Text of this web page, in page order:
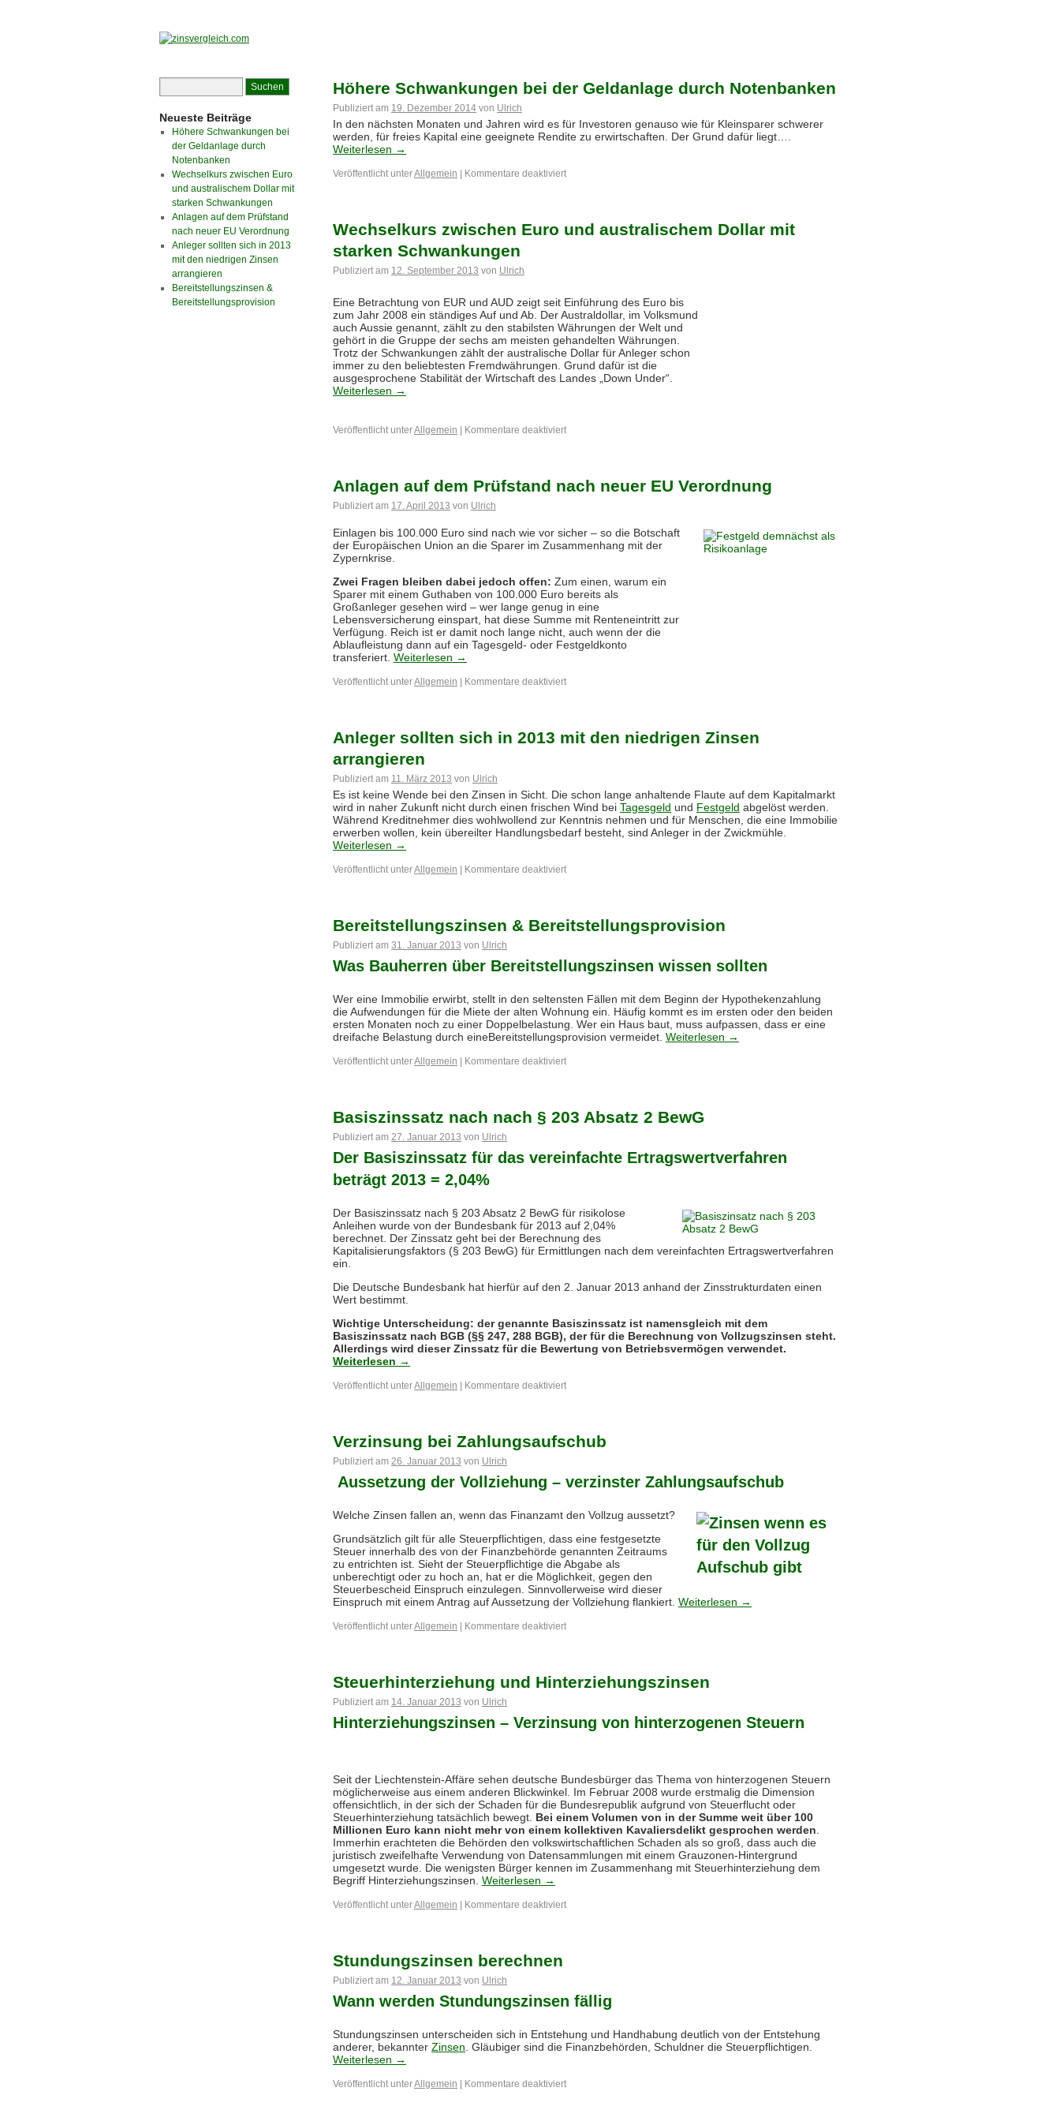
Höhere Schwankungen bei der Geldanlage durch Notenbanken
Publiziert am 19. Dezember 2014 von Ulrich
In den nächsten Monaten und Jahren wird es für Investoren genauso wie für Kleinsparer schwerer
werden, für freies Kapital eine geeignete Rendite zu erwirtschaften. Der Grund dafür liegt….
Weiterlesen →
Veröffentlicht unterAllgemein Kommentare deaktiviert
Wechselkurs zwischen Euro und australischem Dollar mit
starken Schwankungen
Publiziert am 12. September 2013 von Ulrich
Eine Betrachtung von EUR und AUD zeigt seit Einführung des Euro bis
zum Jahr 2008 ein ständiges Auf und Ab. Der Australdollar, im Volksmund
auch Aussie genannt, zählt zu den stabilsten Währungen der Welt und
gehört in die Gruppe der sechs am meisten gehandelten Währungen.
Trotz der Schwankungen zählt der australische Dollar für Anleger schon
immer zu den beliebtesten Fremdwährungen. Grund dafür ist die
ausgesprochene Stabilität der Wirtschaft des Landes „Down Under“.
Weiterlesen →
Veröffentlicht unterAllgemein Kommentare deaktiviert
Anlagen auf dem Prüfstand nach neuer EU Verordnung
Publiziert am 17. April 2013 von Ulrich
Einlagen bis 100.000 Euro sind nach wie vor sicher – so die Botschaft
der Europäischen Union an die Sparer im Zusammenhang mit der
Zypernkrise.
Zwei Fragen bleiben dabei jedoch offen: Zum einen, warum ein
Sparer mit einem Guthaben von 100.000 Euro bereits als
Großanleger gesehen wird – wer lange genug in eine
Lebensversicherung einspart, hat diese Summe mit Renteneintritt zur
Verfügung. Reich ist er damit noch lange nicht, auch wenn der die
Ablaufleistung dann auf ein Tagesgeld- oder Festgeldkonto
transferiert. Weiterlesen →
Veröffentlicht unterAllgemein Kommentare deaktiviert
Anleger sollten sich in 2013 mit den niedrigen Zinsen
arrangieren
Publiziert am 11. März 2013 von Ulrich
Es ist keine Wende bei den Zinsen in Sicht. Die schon lange anhaltende Flaute auf dem Kapitalmarkt
wird in naher Zukunft nicht durch einen frischen Wind bei Tagesgeld und Festgeld abgelöst werden.
Während Kreditnehmer dies wohlwollend zur Kenntnis nehmen und für Menschen, die eine Immobilie
erwerben wollen, kein übereilter Handlungsbedarf besteht, sind Anleger in der Zwickmühle.
Weiterlesen →
Veröffentlicht unterAllgemein Kommentare deaktiviert
Bereitstellungszinsen & Bereitstellungsprovision
Publiziert am 31. Januar 2013 von Ulrich
Was Bauherren über Bereitstellungszinsen wissen sollten
Wer eine Immobilie erwirbt, stellt in den seltensten Fällen mit dem Beginn der Hypothekenzahlung
die Aufwendungen für die Miete der alten Wohnung ein. Häufig kommt es im ersten oder den beiden
ersten Monaten noch zu einer Doppelbelastung. Wer ein Haus baut, muss aufpassen, dass er eine
dreifache Belastung durch eineBereitstellungsprovision vermeidet. Weiterlesen →
Veröffentlicht unterAllgemein Kommentare deaktiviert
Basiszinssatz nach nach § 203 Absatz 2 BewG
Publiziert am 27. Januar 2013 von Ulrich
Der Basiszinssatz für das vereinfachte Ertragswertverfahren
beträgt 2013 = 2,04%
Der Basiszinssatz nach § 203 Absatz 2 BewG für risikolose
Anleihen wurde von der Bundesbank für 2013 auf 2,04%
berechnet. Der Zinssatz geht bei der Berechnung des
Kapitalisierungsfaktors (§ 203 BewG) für Ermittlungen nach dem vereinfachten Ertragswertverfahren
ein.
Die Deutsche Bundesbank hat hierfür auf den 2. Januar 2013 anhand der Zinsstrukturdaten einen
Wert bestimmt.
Wichtige Unterscheidung: der genannte Basiszinssatz ist namensgleich mit dem
Basiszinssatz nach BGB (§§ 247, 288 BGB), der für die Berechnung von Vollzugszinsen steht.
Allerdings wird dieser Zinssatz für die Bewertung von Betriebsvermögen verwendet.
Weiterlesen →
Veröffentlicht unterAllgemein Kommentare deaktiviert
Verzinsung bei Zahlungsaufschub
Publiziert am 26. Januar 2013 von Ulrich
Aussetzung der Vollziehung – verzinster Zahlungsaufschub
Welche Zinsen fallen an, wenn das Finanzamt den Vollzug aussetzt?
Grundsätzlich gilt für alle Steuerpflichtigen, dass eine festgesetzte
Steuer innerhalb des von der Finanzbehörde genannten Zeitraums
zu entrichten ist. Sieht der Steuerpflichtige die Abgabe als
unberechtigt oder zu hoch an, hat er die Möglichkeit, gegen den
Steuerbescheid Einspruch einzulegen. Sinnvollerweise wird dieser
Einspruch mit einem Antrag auf Aussetzung der Vollziehung flankiert. Weiterlesen →
Veröffentlicht unterAllgemein Kommentare deaktiviert
Steuerhinterziehung und Hinterziehungszinsen
Publiziert am 14. Januar 2013 von Ulrich
Hinterziehungszinsen – Verzinsung von hinterzogenen Steuern
Seit der Liechtenstein-Affäre sehen deutsche Bundesbürger das Thema von hinterzogenen Steuern
möglicherweise aus einem anderen Blickwinkel. Im Februar 2008 wurde erstmalig die Dimension
offensichtlich, in der sich der Schaden für die Bundesrepublik aufgrund von Steuerflucht oder
Steuerhinterziehung tatsächlich bewegt. Bei einem Volumen von in der Summe weit über 100
Millionen Euro kann nicht mehr von einem kollektiven Kavaliersdelikt gesprochen werden
Immerhin erachteten die Behörden den volkswirtschaftlichen Schaden als so groß, dass auch die
juristisch zweifelhafte Verwendung von Datensammlungen mit einem Grauzonen-Hintergrund
umgesetzt wurde. Die wenigsten Bürger kennen im Zusammenhang mit Steuerhinterziehung dem
Begriff Hinterziehungszinsen. Weiterlesen →
Veröffentlicht unterAllgemein Kommentare deaktiviert
Stundungszinsen berechnen
Publiziert am 12. Januar 2013 von Ulrich
Wann werden Stundungszinsen fällig
Stundungszinsen unterscheiden sich in Entstehung und Handhabung deutlich von der Entstehung
anderer, bekannter Zinsen . Gläubiger sind die Finanzbehörden, Schuldner die Steuerpflichtigen.
Weiterlesen →
Veröffentlicht unterAllgemein Kommentare deaktiviert
Neueste Beiträge
Höhere Schwankungen bei
der Geldanlage durch
Notenbanken
Wechselkurs zwischen Euro
und australischem Dollar mit
starken Schwankungen
Anlagen auf dem Prüfstand
nach neuer EU Verordnung
Anleger sollten sich in 2013
mit den niedrigen Zinsen
arrangieren
Bereitstellungszinsen &
Bereitstellungsprovision